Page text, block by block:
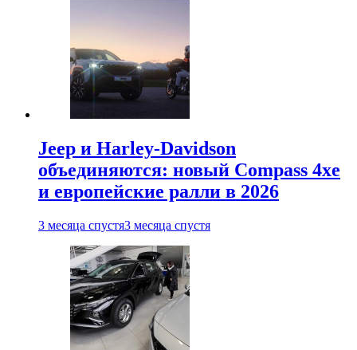
Jeep и Harley-Davidson
объединяются: новый Compass 4xe
и европейские ралли в 2026
3 месяца спустя3 месяца спустя